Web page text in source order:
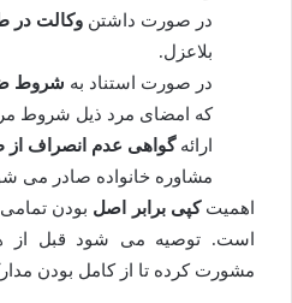
در صورت داشتن وکالت در
بلاعزل.
در صورت استناد به شروط
که امضای مرد ذیل شروط
ارائهگواهی عدم انصراف از
مشاوره خانواده صادر می
اهمیتکپی برابر اصل بودن
است. توصیه می شود قبل از
مشورت کرده تا از کامل بودن